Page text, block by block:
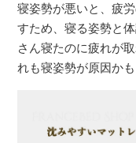
寝姿勢が悪いと、疲
すため、寝る姿勢と
さん寝たのに疲れが
れも寝姿勢が原因かも